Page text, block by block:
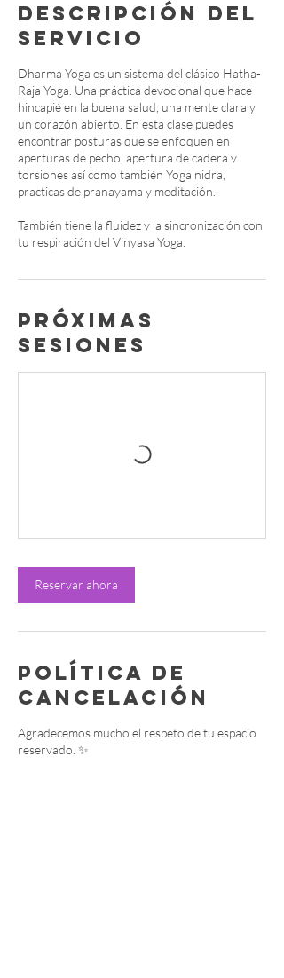
Descripción del
servicio
Dharma Yoga es un sistema del clásico Hatha-
Raja Yoga. Una práctica devocional que hace
hincapié en la buena salud, una mente clara y
un corazón abierto. En esta clase puedes
encontrar posturas que se enfoquen en
aperturas de pecho, apertura de cadera y
torsiones así como también Yoga nidra,
practicas de pranayama y meditación.
También tiene la fluidez y la sincronización con
Próximas
sesiones
Reservar ahora
Política de
cancelación
Agradecemos mucho el respeto de tu espacio
reservado. ✨